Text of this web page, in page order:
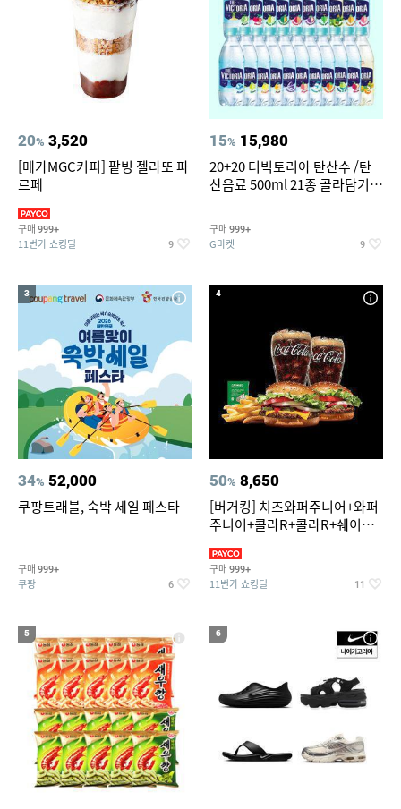
20% 3,520
[메가MGC커피] 팥빙 젤라또 파
르페
구매 999+
11번가 쇼킹딜 9
15% 15,980
20+20 더빅토리아 탄산수 /탄
산음료 500ml 21종 골라담기
구매 999+
G마켓 9
3
34% 52,000
쿠팡트래블, 숙박 세일 페스타
구매 999+
쿠팡 6
4
50% 8,650
[버거킹] 치즈와퍼주니어+와퍼
주니어+콜라R+콜라R+쉐이킹
구매 999+
11번가 쇼킹딜 11
5 6